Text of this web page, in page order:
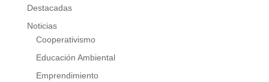
Destacadas
Noticias
Cooperativismo
Educación Ambiental
Emprendimiento